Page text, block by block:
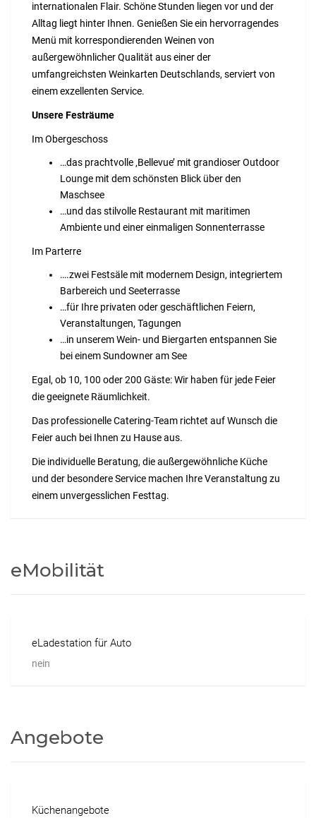
internationalen Flair. Schöne Stunden liegen vor und der
Alltag liegt hinter Ihnen. Genießen Sie ein her­vorr­agendes
Menü mit korrespondierenden Weinen von
außergewöhnlicher Qualität aus einer der
umfangreichsten Weinkarten Deutschlands, serviert von
einem exzellenten Service.
Unsere Festräume
Im Obergeschoss
…das prachtvolle ‚Bellevue’ mit grandioser Outdoor
Lounge mit dem schönsten Blick über den
Maschsee
…und das stilvolle Restaurant mit maritimen
Ambiente und einer einmaligen Sonnenterrasse
Im Parterre
….zwei Festsäle mit modernem Design, integriertem
Barbereich und Seeterrasse
…für Ihre privaten oder geschäftlichen Feiern,
Veranstaltungen, Tagungen
…in unserem Wein- und Biergarten entspannen Sie
bei einem Sundowner am See
Egal, ob 10, 100 oder 200 Gäste: Wir haben für jede Feier
die geeignete Räumlichkeit.
Das professionelle Catering-Team richtet auf Wunsch die
Feier auch bei Ihnen zu Hause aus.
Die individuelle Beratung, die außergewöhnliche Küche
und der besondere Service machen Ihre Veranstaltung zu
einem unvergesslichen Festtag.
eMobilität
eLadestation für Auto
nein
Angebote
Küchenangebote